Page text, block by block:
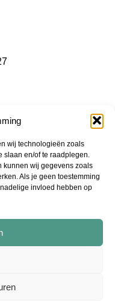
wij technologieën zoals
slaan en/of te raadplegen.
kunnen wij gegevens zoals
Als je geen toestemming
invloed hebben op